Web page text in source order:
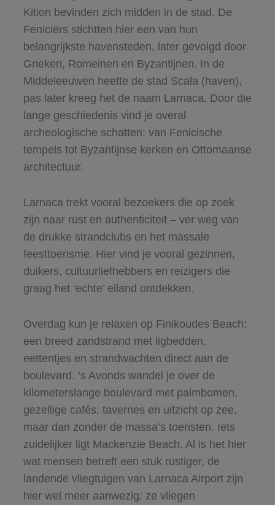
Kition bevinden zich midden in de stad. De
Feniciërs stichtten hier een van hun
belangrijkste havensteden, later gevolgd door
Grieken, Romeinen en Byzantijnen. In de
Middeleeuwen heette de stad Scala (haven),
pas later kreeg het de naam Larnaca. Door die
lange geschiedenis vind je overal
archeologische schatten: van Fenicische
tempels tot Byzantijnse kerken en Ottomaanse
architectuur.
Larnaca trekt vooral bezoekers die op zoek
zijn naar rust en authenticiteit – ver weg van
de drukke strandclubs en het massale
feesttoerisme. Hier vind je vooral gezinnen,
duikers, cultuurliefhebbers en reizigers die
graag het ‘echte’ eiland ontdekken.
Overdag kun je relaxen op Finikoudes Beach;
een breed zandstrand met ligbedden,
eettentjes en strandwachten direct aan de
boulevard. ’s Avonds wandel je over de
kilometerslange boulevard met palmbomen,
gezellige cafés, tavernes en uitzicht op zee,
maar dan zonder de massa’s toeristen. Iets
zuidelijker ligt Mackenzie Beach. Al is het hier
wat mensen betreft een stuk rustiger, de
landende vliegtuigen van Larnaca Airport zijn
hier wel meer aanwezig: ze vliegen